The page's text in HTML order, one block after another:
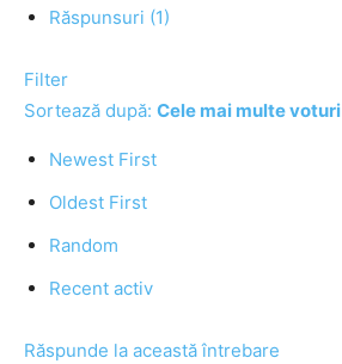
Răspunsuri (1)
Filter
Sortează după: Cele mai multe voturi
Newest First
Oldest First
Random
Recent activ
Răspunde la această întrebare